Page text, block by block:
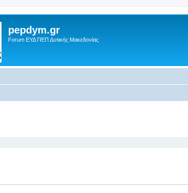
pepdym.gr
Forum ΕΥΔ ΠΕΠ Δυτικής Μακεδονίας